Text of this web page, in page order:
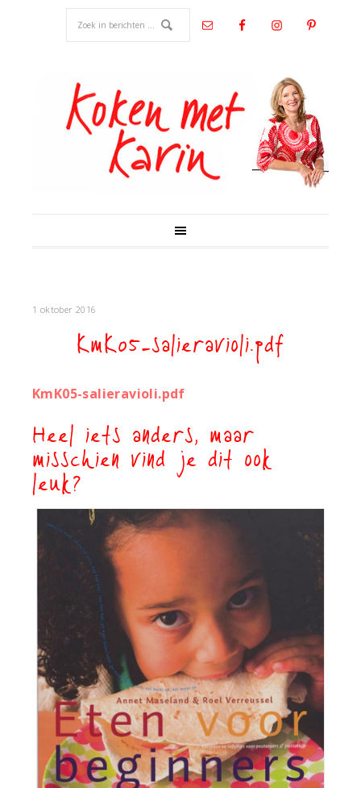
1 oktober 2016
KmK05-salieravioli.pdf
KmK05-salieravioli.pdf
Heel iets anders, maar
misschien vind je dit ook
leuk?